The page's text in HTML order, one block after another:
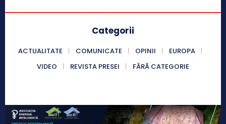
Categorii
ACTUALITATE COMUNICATE OPINII
EUROPA
VIDEO
REVISTA PRESEI FĂRĂ CATEGORIE